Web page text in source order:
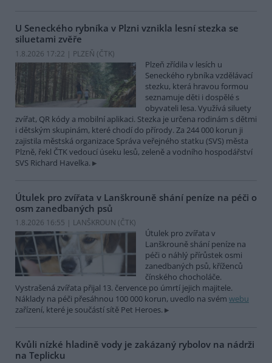
U Seneckého rybníka v Plzni vznikla lesní stezka se
siluetami zvěře
1.8.2026 17:22 | PLZEŇ (ČTK)
Plzeň zřídila v lesích u
Seneckého rybníka vzdělávací
stezku, která hravou formou
seznamuje děti i dospělé s
obyvateli lesa. Využívá siluety
zvířat, QR kódy a mobilní aplikaci. Stezka je určena rodinám s dětmi
i dětským skupinám, které chodí do přírody. Za 244 000 korun ji
zajistila městská organizace Správa veřejného statku (SVS) města
Plzně, řekl ČTK vedoucí úseku lesů, zeleně a vodního hospodářství
SVS Richard Havelka.
Útulek pro zvířata v Lanškrouně shání peníze na péči o
osm zanedbaných psů
1.8.2026 16:55 | LANŠKROUN (ČTK)
Útulek pro zvířata v
Lanškrouně shání peníze na
péči o náhlý přírůstek osmi
zanedbaných psů, kříženců
čínského chocholáče.
Vystrašená zvířata přijal 13. července po úmrtí jejich majitele.
Náklady na péči přesáhnou 100 000 korun, uvedlo na svém webu
zařízení, které je součástí sítě Pet Heroes.
Kvůli nízké hladině vody je zakázaný rybolov na nádrži
na Teplicku